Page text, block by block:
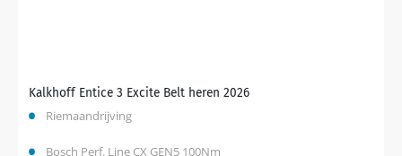
Kalkhoff Entice 3 Excite Belt heren 2026
Riemaandrijving
Bosch Perf. Line CX GEN5 100Nm